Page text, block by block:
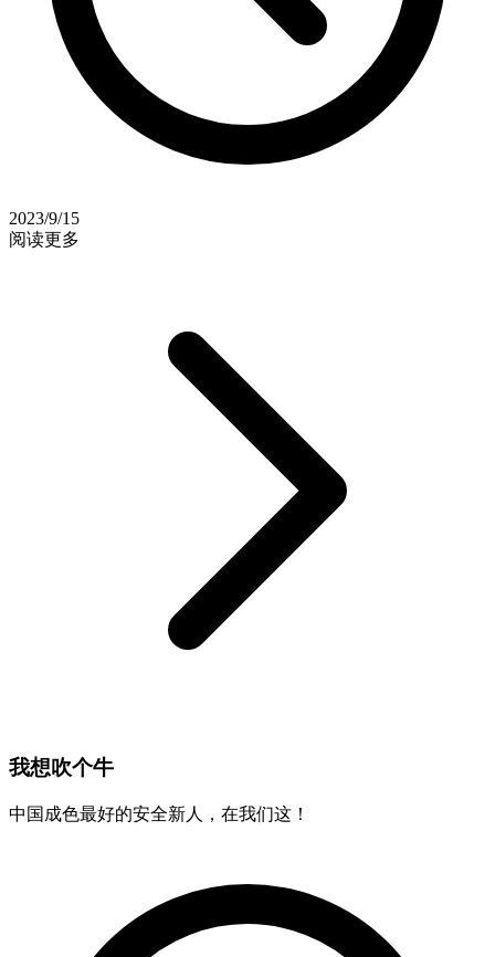
2023/9/15
阅读更多
我想吹个牛
中国成色最好的安全新人，在我们这！